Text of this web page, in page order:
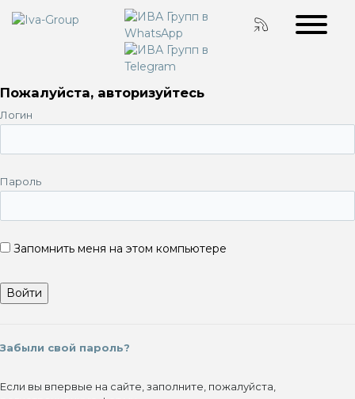
Пожалуйста, авторизуйтесь
Логин
Пароль
Запомнить меня на этом компьютере
Забыли свой пароль?
Если вы впервые на сайте, заполните, пожалуйста,